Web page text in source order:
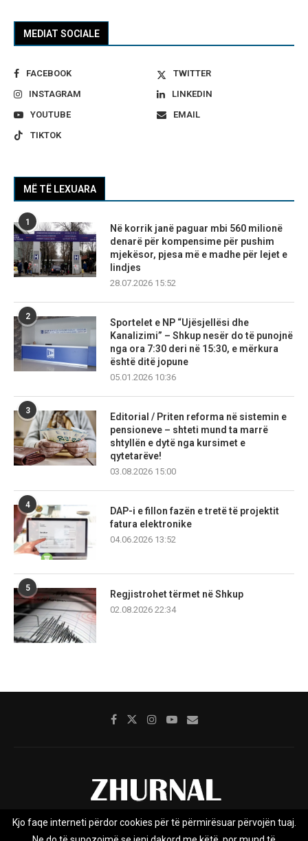
MEDIAT SOCIALE
FACEBOOK
TWITTER
INSTAGRAM
LINKEDIN
YOUTUBE
EMAIL
TIKTOK
MË TË LEXUARA
1
Në korrik janë paguar mbi 560 milionë
denarë për kompensime për pushim
mjekësor, pjesa më e madhe për lejet e
lindjes
28.07.2026 15:52
2
Sportelet e NP “Ujësjellësi dhe
Kanalizimi” – Shkup nesër do të punojnë
nga ora 7:30 deri në 15:30, e mërkura
është ditë jopune
05.01.2026 10:36
3
Editorial / Priten reforma në sistemin e
pensioneve – shteti mund ta marrë
shtyllën e dytë nga kursimet e
qytetarëve!
03.08.2026 15:00
4
DAP-i e fillon fazën e tretë të projektit
fatura elektronike
04.06.2026 13:52
5
Regjistrohet tërmet në Shkup
02.08.2026 22:34
Rreth nesh Impresumi Marketing Kontakt
Kjo faqe interneti përdor cookies për të përmirësuar përvojën tuaj.